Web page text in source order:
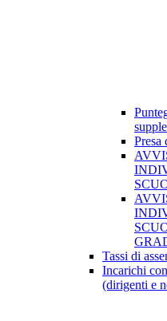
Tassi di
Incarichi
(dirigenti e